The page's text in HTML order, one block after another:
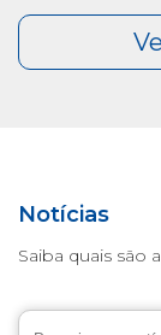
Notícias
Saiba quais são